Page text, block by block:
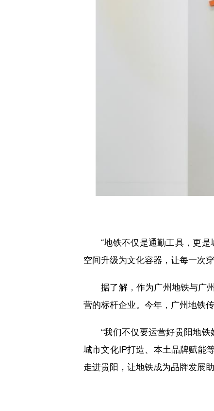
“地铁不仅是通勤工具，更是
空间升级为文化容器，让每一次
据了解，作为广州地铁与广州
营的标杆企业。今年，广州地铁
“我们不仅要运营好贵阳地铁
城市文化IP打造、本土品牌赋能
走进贵阳，让地铁成为品牌发展